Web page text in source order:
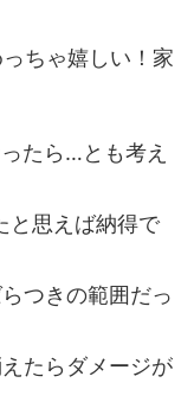
ちゃ嬉しい！家
たら…とも考え
と思えば納得で
つきの範囲だっ
たらダメージが